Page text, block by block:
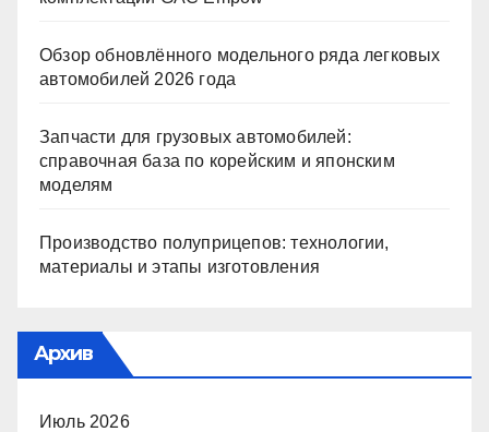
Обзор обновлённого модельного ряда легковых
автомобилей 2026 года
Запчасти для грузовых автомобилей:
справочная база по корейским и японским
моделям
Производство полуприцепов: технологии,
материалы и этапы изготовления
Архив
Июль 2026